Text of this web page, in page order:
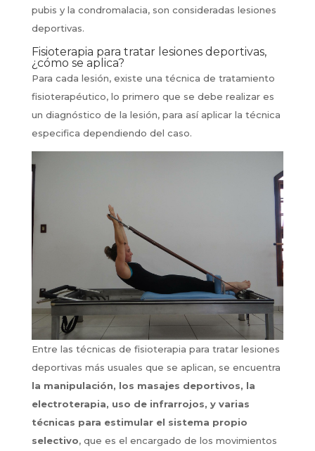
pubis y la condromalacia, son consideradas lesiones
deportivas.
Fisioterapia para tratar lesiones deportivas,
¿cómo se aplica?
Para cada lesión, existe una técnica de tratamiento
fisioterapéutico, lo primero que se debe realizar es
un diagnóstico de la lesión, para así aplicar la técnica
especifica dependiendo del caso.
Entre las técnicas de fisioterapia para tratar lesiones
deportivas más usuales que se aplican, se encuentra
la manipulación, los masajes deportivos, la
electroterapia, uso de infrarrojos, y varias
técnicas para estimular el sistema propio
selectivo, que es el encargado de los movimientos